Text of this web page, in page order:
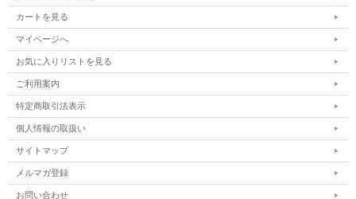
カートを見る
マイページへ
お気に入りリストを見る
ご利用案内
特定商取引法表示
個人情報の取扱い
サイトマップ
メルマガ登録
お問い合わせ